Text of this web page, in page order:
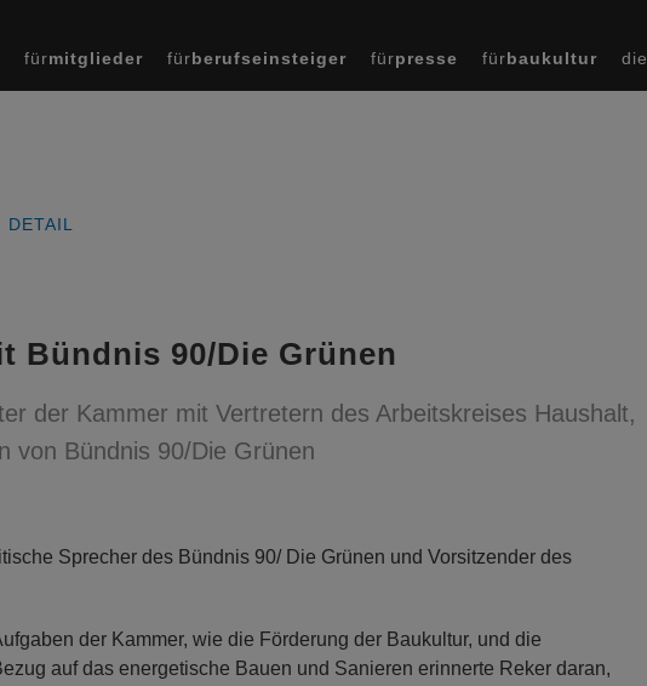
fürmitglieder fürberufseinsteiger fürpresse fürbaukultur die
DETAIL
Bündnis 90/Die Grünen
der Kammer mit Vertretern des Arbeitskreises Haushalt,
von Bündnis 90/Die Grünen
Sprecher des Bündnis 90/ Die Grünen und Vorsitzender des
der Kammer, wie die Förderung der Baukultur, und die
auf das energetische Bauen und Sanieren erinnerte Reker daran,